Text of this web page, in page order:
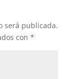
será publicada.
con *